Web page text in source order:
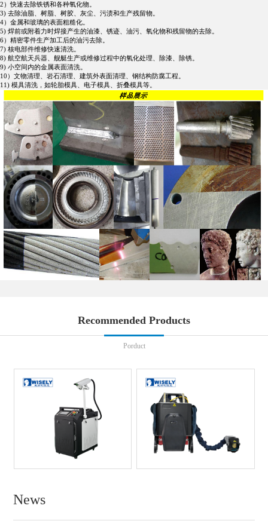
2）快速去除铁锈和各种氧化物。
3) 去除油脂、树脂、树胶、灰尘、污渍和生产残留物。
4）金属和玻璃的表面粗糙化。
5) 焊前或附着力时焊接产生的油漆、锈迹、油污、氧化物和残留物的去除。
6）精密零件生产加工后的油污去除。
7) 核电部件维修快速清洗。
8) 航空航天兵器、舰艇生产或维修过程中的氧化处理、除漆、除锈。
9) 小空间内的金属表面清洗。
10）文物清理、岩石清理、建筑外表面清理、钢结构防腐工程。
11) 模具清洗，如轮胎模具、电子模具、折叠模具等。
Recommended Products
Porduct
News